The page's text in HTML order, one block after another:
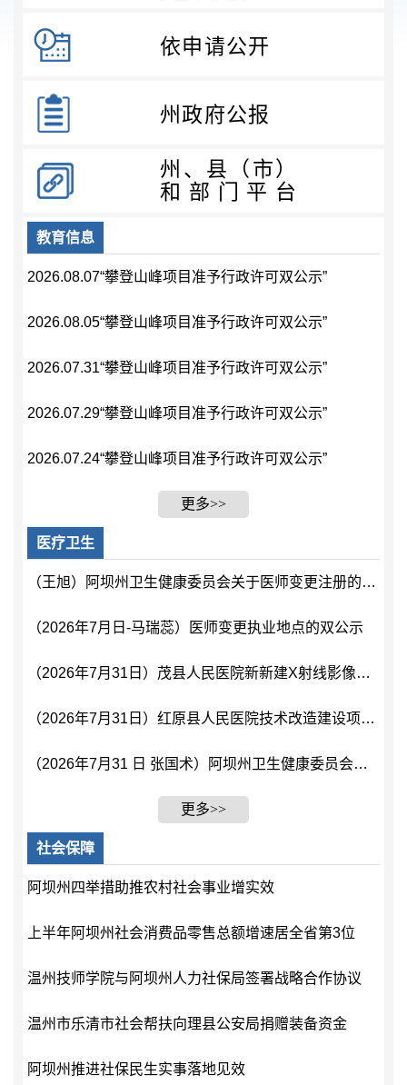
重大民生信息
食品药品
产品质量监督
其他法定信息
依申请公开
州政府公报
州、县（市）
和部门平台
教育信息
2026.08.07“攀登山峰项目准予行政许可双公示”
2026.08.05“攀登山峰项目准予行政许可双公示”
2026.07.31“攀登山峰项目准予行政许可双公示”
2026.07.29“攀登山峰项目准予行政许可双公示”
2026.07.24“攀登山峰项目准予行政许可双公示”
更多>>
医疗卫生
（王旭）阿坝州卫生健康委员会关于医师变更注册的双公示xlsx
（2026年7月日-马瑞蕊）医师变更执业地点的双公示
（2026年7月31日）茂县人民医院新新建X射线影像诊断介入放射学及老院区新建5号手术室1#DSA手术室建设项目放射性职业病危害预评价的双公示
（2026年7月31日）红原县人民医院技术改造建设项目口腔颌面锥形束计算机体层摄影设备的双公示
（2026年7月31 日 张国术）阿坝州卫生健康委员会关于医师变更执业地点的双公示
更多>>
社会保障
阿坝州四举措助推农村社会事业增实效
上半年阿坝州社会消费品零售总额增速居全省第3位
温州技师学院与阿坝州人力社保局签署战略合作协议
温州市乐清市社会帮扶向理县公安局捐赠装备资金
阿坝州推进社保民生实事落地见效